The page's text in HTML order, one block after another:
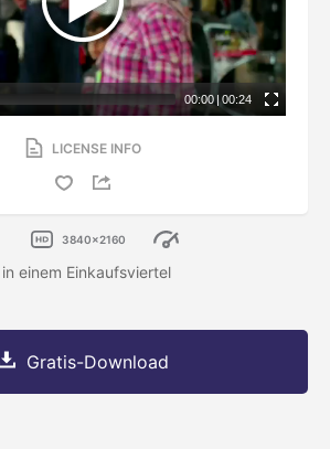
00:00 | 00:24
LICENSE INFO
3840x2160
einem Einkaufsviertel
Gratis-Download